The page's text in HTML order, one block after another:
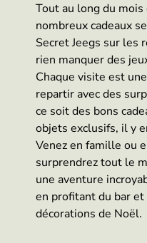
Tout au long du mois
nombreux cadeaux
Secret Jeegs sur les
rien manquer des
Chaque visite est
repartir avec des
ce soit des bons
objets exclusifs, il y
Venez en famille ou
surprendrez tout le
une aventure
en profitant du bar
décorations de Noël.